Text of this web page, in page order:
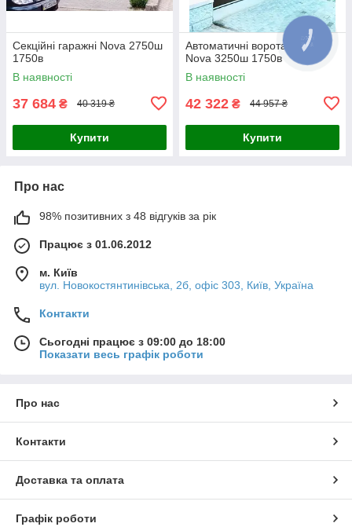
Секційні гаражні Nova 2750ш
1750в
В наявності
37 684 ₴ 40 319 ₴
Купити
Автоматичні ворота гаражні
Nova 3250ш 1750в
В наявності
42 322 ₴ 44 957 ₴
Купити
Про нас
98% позитивних з 48 відгуків за рік
Працює з 01.06.2012
м. Київ
вул. Новокостянтинівська, 2б, офіс 303, Київ, Україна
Контакти
Сьогодні працює з 09:00 до 18:00
Показати весь графік роботи
Про нас
Контакти
Доставка та оплата
Графік роботи